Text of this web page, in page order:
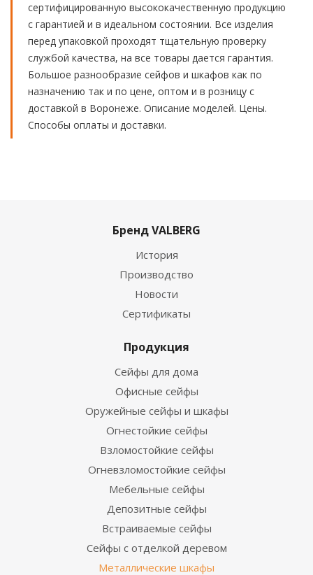
сертифицированную высококачественную продукцию
с гарантией и в идеальном состоянии. Все изделия
перед упаковкой проходят тщательную проверку
службой качества, на все товары дается гарантия.
Большое разнообразие сейфов и шкафов как по
назначению так и по цене, оптом и в розницу с
доставкой в Воронеже. Описание моделей. Цены.
Способы оплаты и доставки.
Бренд VALBERG
История
Производство
Новости
Сертификаты
Продукция
Сейфы для дома
Офисные сейфы
Оружейные сейфы и шкафы
Огнестойкие сейфы
Взломостойкие сейфы
Огневзломостойкие сейфы
Мебельные сейфы
Депозитные сейфы
Встраиваемые сейфы
Сейфы с отделкой деревом
Металлические шкафы